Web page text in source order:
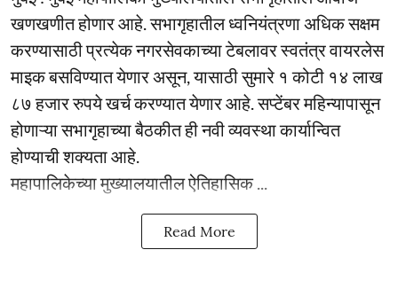
खणखणीत होणार आहे. सभागृहातील ध्वनियंत्रणा अधिक सक्षम
करण्यासाठी प्रत्येक नगरसेवकाच्या टेबलावर स्वतंत्र वायरलेस
माइक बसविण्यात येणार असून, यासाठी सुमारे १ कोटी १४ लाख
८७ हजार रुपये खर्च करण्यात येणार आहे. सप्टेंबर महिन्यापासून
होणाऱ्या सभागृहाच्या बैठकीत ही नवी व्यवस्था कार्यान्वित
होण्याची शक्यता आहे.
महापालिकेच्या मुख्यालयातील ऐतिहासिक ...
Read More